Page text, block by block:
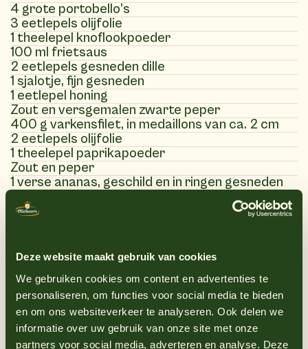
Deze website maakt gebruik van cookies
We gebruiken cookies om content en advertenties te
personaliseren, om functies voor social media te bieden
en om ons websiteverkeer te analyseren. Ook delen we
informatie over uw gebruik van onze site met onze
partners voor social media, adverteren en analyse. Deze
4 grote portobello’s
3 eetlepels olijfolie
1 theelepel knoflookpoeder
100 ml frietsaus
2 eetlepels gesneden dille
1 sjalotje, fijn gesneden
1 eetlepel honing
Zout en versgemalen zwarte peper
400 g varkensfilet, in medaillons van ca. 2 cm
2 eetlepels olijfolie
1 theelepel paprikapoeder
Zout en peper
1 verse ananas, geschild en in ringen gesneden
curry saus
Instructies(15)
Maak de portobello’s schoon met een